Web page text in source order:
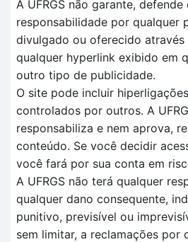
A UFRGS não garante, defende
responsabilidade por qualquer
divulgado ou oferecido
qualquer hyperlink exibido em
outro tipo de publicidade.
O site pode incluir
controlados por outros. A
responsabiliza e nem aprova,
conteúdo. Se você decidir
você fará por sua conta em
A UFRGS não terá qualquer
qualquer dano consequente,
punitivo, previsível ou
sem limitar, a reclamações por